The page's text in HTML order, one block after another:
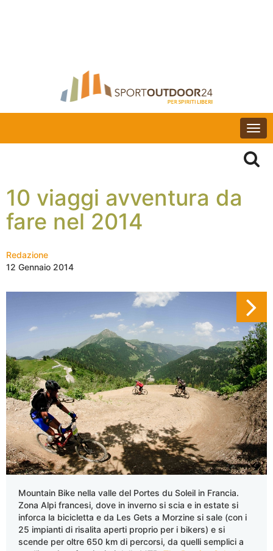
10 viaggi avventura da
fare nel 2014
Redazione
12 Gennaio 2014
Mountain Bike nella valle del Portes du Soleil in Francia.
Zona Alpi francesi, dove in inverno si scia e in estate si
inforca la bicicletta e da Les Gets a Morzine si sale (con i
25 impianti di risalita aperti proprio per i bikers) e si
scende per oltre 650 km di percorsi, da quelli semplici a